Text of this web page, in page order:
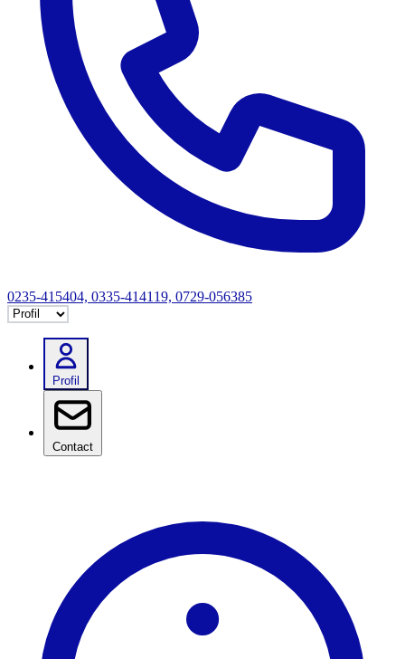
0235-415404, 0335-414119, 0729-056385
Selectează tab
Profil
Contact